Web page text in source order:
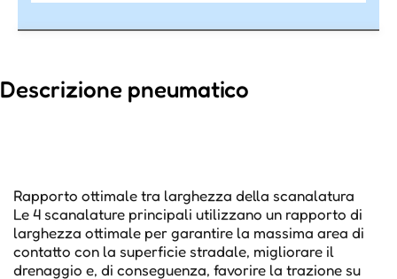
Descrizione pneumatico
Rapporto ottimale tra larghezza della scanalatura
Le 4 scanalature principali utilizzano un rapporto di
larghezza ottimale per garantire la massima area di
contatto con la superficie stradale, migliorare il
drenaggio e, di conseguenza, favorire la trazione su